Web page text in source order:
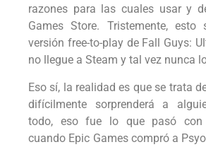
razones para las cuales usar y
Games Store. Tristemente,
versión free-to-play de Fall Guys:
no llegue a Steam y tal vez nunca
Eso sí, la realidad es que se trata
difícilmente sorprenderá a
todo, eso fue lo que pasó con
cuando Epic Games compró a